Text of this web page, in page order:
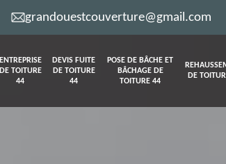
grandouestcouverture@gmail.com
ENTREPRISE
DE TOITURE
44
DEVIS FUITE
DE TOITURE
44
POSE DE BÂCHE ET
BÂCHAGE DE
TOITURE 44
DE